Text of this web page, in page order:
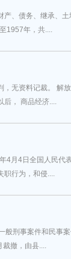
产、债务、继承、
1957年，共....
，无资料记裁。 解
后， 商品经济....
4月4日全国人民代
职行为，和侵....
般刑事案件和民事
撤，由县....